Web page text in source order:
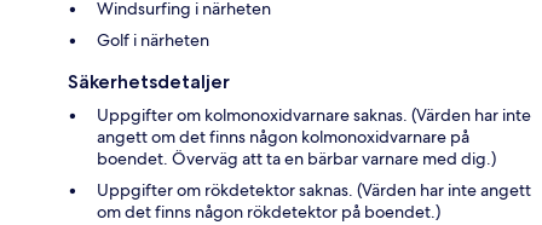
Windsurfing i närheten
Golf i närheten
Säkerhetsdetaljer
Uppgifter om kolmonoxidvarnare saknas. (Värden har inte
angett om det finns någon kolmonoxidvarnare på
boendet. Överväg att ta en bärbar varnare med dig.)
Uppgifter om rökdetektor saknas. (Värden har inte angett
om det finns någon rökdetektor på boendet.)